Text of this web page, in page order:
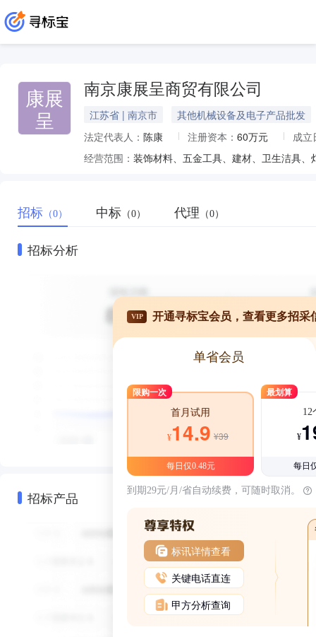
康展
呈
南京康展呈商贸有限公司
江苏省 | 南京市
其他机械设备及电子产品批发
法定代表人： 陈康 注册资本： 60万元
成立
经营范围：
招标 （0） 中标 （0） 代理 （0）
招标分析
招标产品
VIP 开通寻标宝会员，查看更多招采
单省会员
限购一次
首月试用
¥14.9 ¥39
每日仅0.48元
最划算
12
¥
每日
到期29元/月/省自动续费，可随时取消。
标讯详情查看
关键电话直连
甲方分析查询